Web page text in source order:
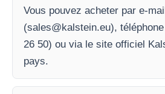
Vous pouvez acheter par e-
(sales@kalstein.eu),
26 50) ou via le site officiel
pays.